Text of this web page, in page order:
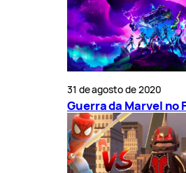
31 de agosto de 2020
Guerra da Marvel no